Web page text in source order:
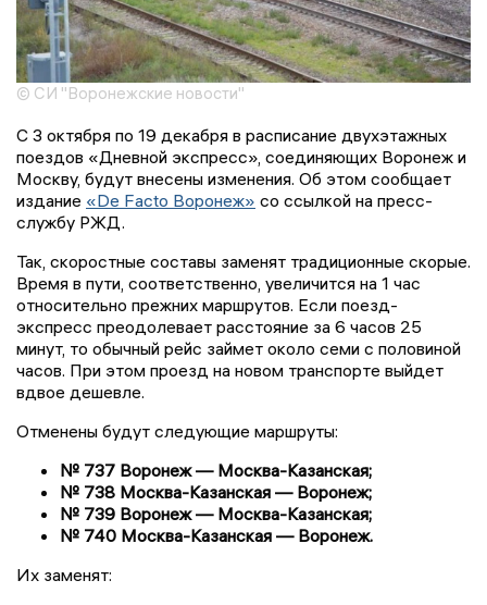
© СИ "Воронежские новости"
С 3 октября по 19 декабря в расписание двухэтажных
поездов «Дневной экспресс», соединяющих Воронеж и
Москву, будут внесены изменения. Об этом сообщает
издание «De Facto Воронеж» со ссылкой на пресс-
службу РЖД.
Так, скоростные составы заменят традиционные скорые.
Время в пути, соответственно, увеличится на 1 час
относительно прежних маршрутов. Если поезд-
экспресс преодолевает расстояние за 6 часов 25
минут, то обычный рейс займет около семи с половиной
часов. При этом проезд на новом транспорте выйдет
вдвое дешевле.
Отменены будут следующие маршруты:
№ 737 Воронеж — Москва-Казанская;
№ 738 Москва-Казанская — Воронеж;
№ 739 Воронеж — Москва-Казанская;
№ 740 Москва-Казанская — Воронеж.
Их заменят: